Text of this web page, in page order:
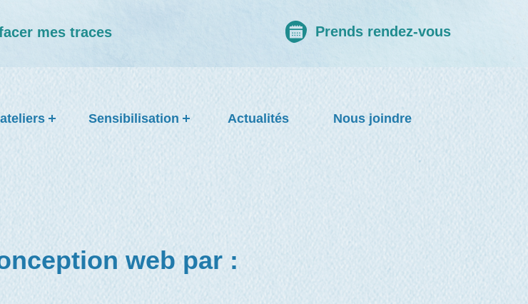
mes traces Prends rendez-vous
Sensibilisation Actualités Nous joindre
web par :